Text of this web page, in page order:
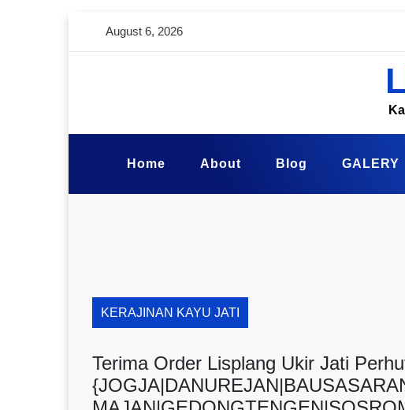
August 6, 2026
Home About Blog GALERY
KERAJINAN KAYU JATI
Terima Order Lisplang Ukir Jati